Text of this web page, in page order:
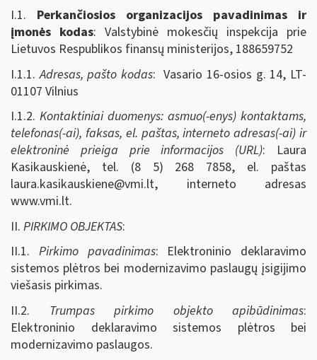
I.1. Perkančiosios organizacijos pavadinimas ir
įmonės kodas: Valstybinė mokesčių inspekcija prie
Lietuvos Respublikos finansų ministerijos, 188659752
I.1.1.Adresas, pašto kodas: Vasario 16-osios g. 14, LT-
01107 Vilnius
I.1.2. Kontaktiniai duomenys: asmuo(-enys) kontaktams,
telefonas(-ai), faksas, el. paštas, interneto adresas(-ai) ir
elektroninė prieiga prie informacijos (URL): Laura
Kasikauskienė, tel. (8 5) 268 7858, el. paštas
laura.kasikauskiene@vmi.lt, interneto adresas
www.vmi.lt.
II. PIRKIMO OBJEKTAS:
II.1. Pirkimo pavadinimas: Elektroninio deklaravimo
sistemos plėtros bei modernizavimo paslaugų įsigijimo
viešasis pirkimas.
II.2. Trumpas pirkimo objekto apibūdinimas:
Elektroninio deklaravimo sistemos plėtros bei
modernizavimo paslaugos.